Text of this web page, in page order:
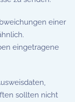
einer
eingetragene
sollten nicht